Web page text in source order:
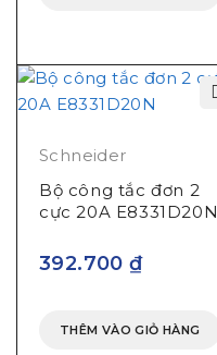
Schneider
Bộ công tắc đơn 2
cực 20A E8331D20N
392.700₫
THÊM VÀO GIỎ HÀNG